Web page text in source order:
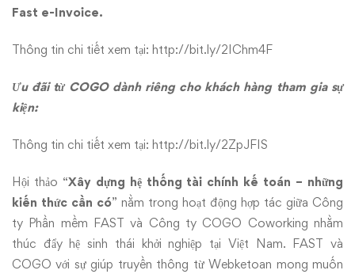
Fast e-Invoice.
Thông tin chi tiết xem tại: http://bit.ly/2IChm4F
Ưu đãi từ COGO dành riêng cho khách hàng tham gia sự
kiện:
Thông tin chi tiết xem tại: http://bit.ly/2ZpJFIS
Hội thảo “Xây dựng hệ thống tài chính kế toán – những
kiến thức cần có” nằm trong hoạt động hợp tác giữa Công
ty Phần mềm FAST và Công ty COGO Coworking nhằm
thúc đẩy hệ sinh thái khởi nghiệp tại Việt Nam. FAST và
COGO với sự giúp truyền thông từ Webketoan mong muốn